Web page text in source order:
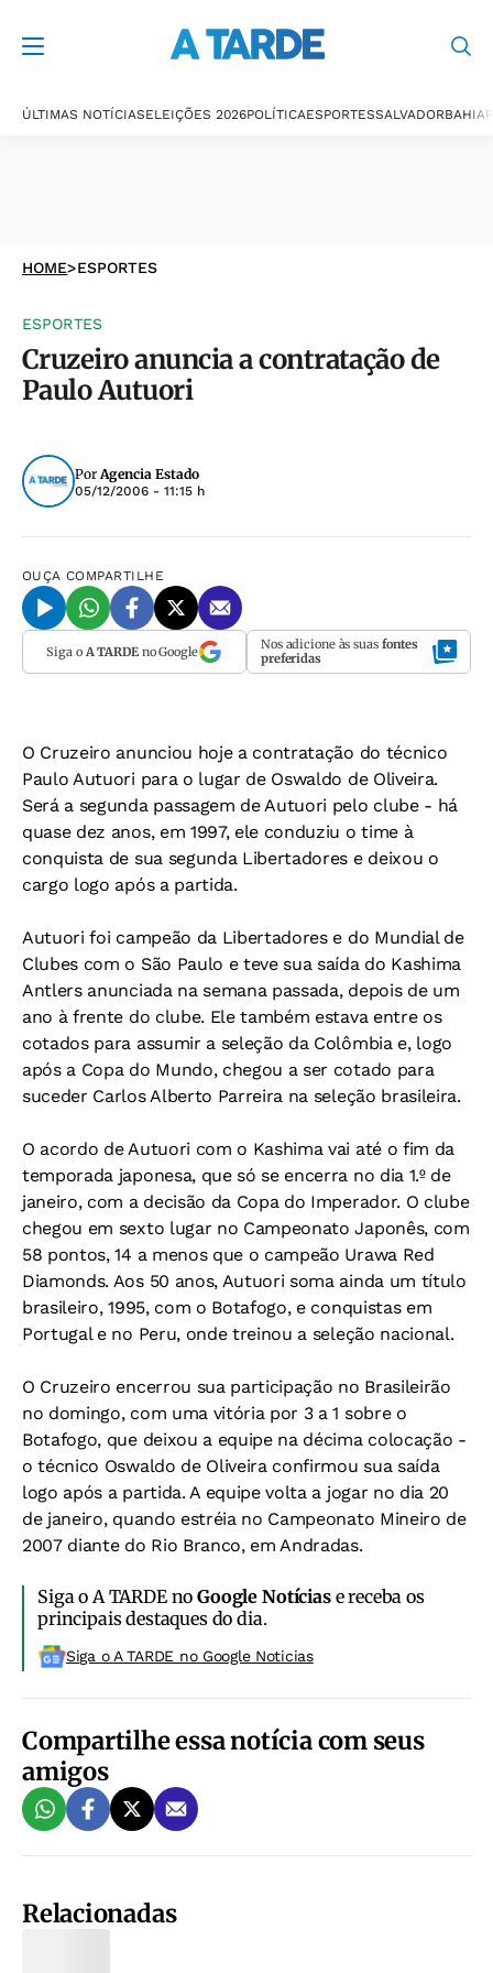
ÚLTIMAS NOTÍCIASELEIÇÕES 2026POLÍTICAESPORTESSALVADORBAHIA
HOME>ESPORTES
ESPORTES
Cruzeiro anuncia a contratação de
Paulo Autuori
PorAgencia Estado
05/12/2006 - 11:15 h
OUÇA COMPARTILHE
Siga o A TARDEno Google Nos adicione às suas fontes
preferidas
O Cruzeiro anunciou hoje a contratação do técnico
Paulo Autuori para o lugar de Oswaldo de Oliveira.
Será a segunda passagem de Autuori pelo clube - há
quase dez anos, em 1997, ele conduziu o time à
conquista de sua segunda Libertadores e deixou o
cargo logo após a partida.
Autuori foi campeão da Libertadores e do Mundial de
Clubes com o São Paulo e teve sua saída do Kashima
Antlers anunciada na semana passada, depois de um
ano à frente do clube. Ele também estava entre os
cotados para assumir a seleção da Colômbia e, logo
após a Copa do Mundo, chegou a ser cotado para
suceder Carlos Alberto Parreira na seleção brasileira.
O acordo de Autuori com o Kashima vai até o fim da
temporada japonesa, que só se encerra no dia 1.º de
janeiro, com a decisão da Copa do Imperador. O clube
chegou em sexto lugar no Campeonato Japonês, com
58 pontos, 14 a menos que o campeão Urawa Red
Diamonds. Aos 50 anos, Autuori soma ainda um título
brasileiro, 1995, com o Botafogo, e conquistas em
Portugal e no Peru, onde treinou a seleção nacional.
O Cruzeiro encerrou sua participação no Brasileirão
no domingo, com uma vitória por 3 a 1 sobre o
Botafogo, que deixou a equipe na décima colocação -
o técnico Oswaldo de Oliveira confirmou sua saída
logo após a partida. A equipe volta a jogar no dia 20
de janeiro, quando estréia no Campeonato Mineiro de
2007 diante do Rio Branco, em Andradas.
Siga o A TARDE noGoogle Notíciase receba os
principais destaques do dia.
Siga o A TARDE no Google Noticias
Compartilhe essa notícia com seus
amigos
Relacionadas